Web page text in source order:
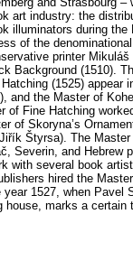
art industry: the
illuminators during
of the
printer
Background (1510).
(1525)
and the Master of
of Fine Hatching
of Skoryna’s
Štyrsa). The Master
Severin, and
with several book
hired the
year 1527, when
house, marks a